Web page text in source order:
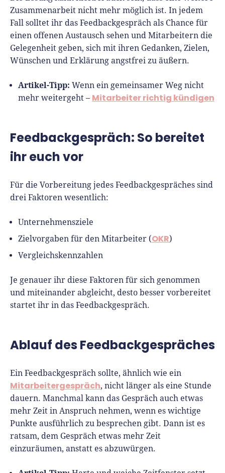
Zusammenarbeit nicht mehr möglich ist. In jedem
Fall solltet ihr das Feedbackgespräch als Chance für
einen offenen Austausch sehen und Mitarbeitern die
Gelegenheit geben, sich mit ihren Gedanken, Zielen,
Wünschen und Erklärung angstfrei zu äußern.
Artikel-Tipp: Wenn ein gemeinsamer Weg nicht
mehr weitergeht – Mitarbeiter richtig kündigen
Feedbackgespräch: So bereitet
ihr euch vor
Für die Vorbereitung jedes Feedbackgespräches sind
drei Faktoren wesentlich:
Unternehmensziele
Zielvorgaben für den Mitarbeiter (OKR)
Vergleichskennzahlen
Je genauer ihr diese Faktoren für sich genommen
und miteinander abgleicht, desto besser vorbereitet
startet ihr in das Feedbackgespräch.
Ablauf des Feedbackgespräches
Ein Feedbackgespräch sollte, ähnlich wie ein
Mitarbeitergespräch, nicht länger als eine Stunde
dauern. Manchmal kann das Gespräch auch etwas
mehr Zeit in Anspruch nehmen, wenn es wichtige
Punkte ausführlich zu besprechen gibt. Dann ist es
ratsam, dem Gespräch etwas mehr Zeit
einzuräumen, anstatt es abzuwürgen.